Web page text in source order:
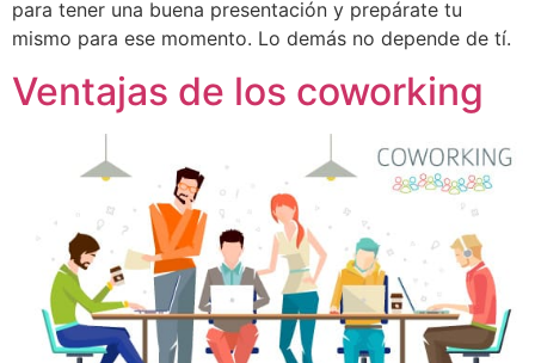
para tener una buena presentación y prepárate tu
mismo para ese momento. Lo demás no depende de tí.
Ventajas de los coworking